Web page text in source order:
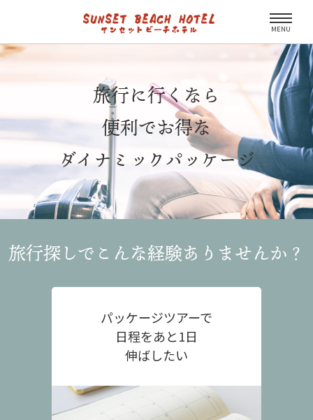
MENU
旅行に行くなら
便利でお得な
ダイナミックパッケージ
旅行探しでこんな経験ありませんか？
パッケージツアーで
日程をあと1日
伸ばしたい